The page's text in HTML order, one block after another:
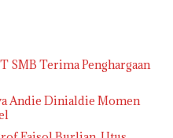
SMB Terima Penghargaan
Andie Dinialdie Momen